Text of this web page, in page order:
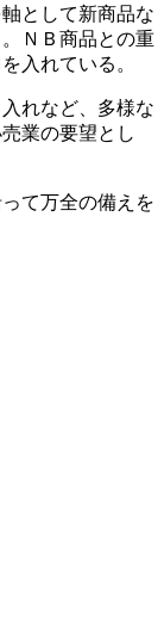
として新商品な
ＮＢ商品との重
入れている。
れなど、多様な
業の要望とし
て万全の備えを